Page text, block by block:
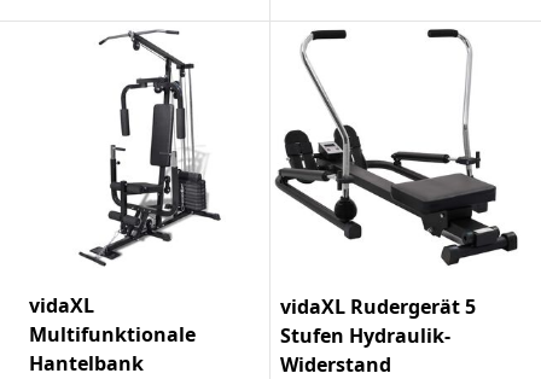
vidaXL
Multifunktionale
Hantelbank
vidaXL Rudergerät 5
Stufen Hydraulik-
Widerstand